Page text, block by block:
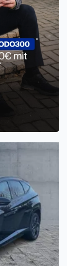
M26 6-AT